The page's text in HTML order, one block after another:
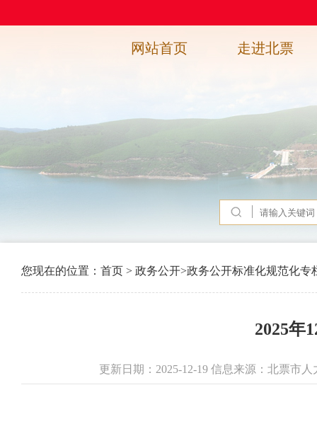
网站首页 走进北票
您现在的位置： 首页 > 政务公开>政务公开标准化规范化专
2025年
更新日期：2025-12-19 信息来源：北票市